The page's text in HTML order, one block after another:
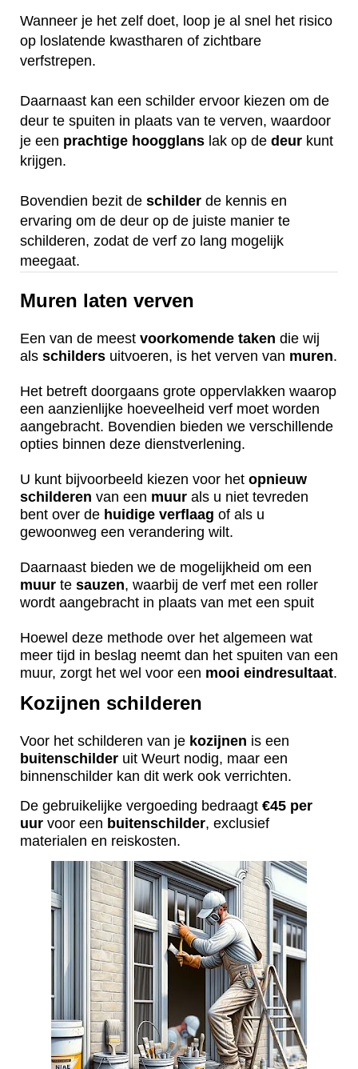
Wanneer je het zelf doet, loop je al snel het risico
op loslatende kwastharen of zichtbare
verfstrepen.
Daarnaast kan een schilder ervoor kiezen om de
deur te spuiten in plaats van te verven, waardoor
je een prachtige hoogglans lak op de deur kunt
krijgen.
Bovendien bezit de schilder de kennis en
ervaring om de deur op de juiste manier te
schilderen, zodat de verf zo lang mogelijk
meegaat.
Muren laten verven
Een van de meest voorkomende taken die wij
als schilders uitvoeren, is het verven van muren.
Het betreft doorgaans grote oppervlakken waarop
een aanzienlijke hoeveelheid verf moet worden
aangebracht. Bovendien bieden we verschillende
opties binnen deze dienstverlening.
U kunt bijvoorbeeld kiezen voor het opnieuw
schilderen van een muur als u niet tevreden
bent over de huidige verflaag of als u
gewoonweg een verandering wilt.
Daarnaast bieden we de mogelijkheid om een
muur te sauzen, waarbij de verf met een roller
wordt aangebracht in plaats van met een spuit
Hoewel deze methode over het algemeen wat
meer tijd in beslag neemt dan het spuiten van een
muur, zorgt het wel voor een mooi eindresultaat.
Kozijnen schilderen
Voor het schilderen van je kozijnen is een
buitenschilder uit Weurt nodig, maar een
binnenschilder kan dit werk ook verrichten.
De gebruikelijke vergoeding bedraagt €45 per
uur voor een buitenschilder, exclusief
materialen en reiskosten.